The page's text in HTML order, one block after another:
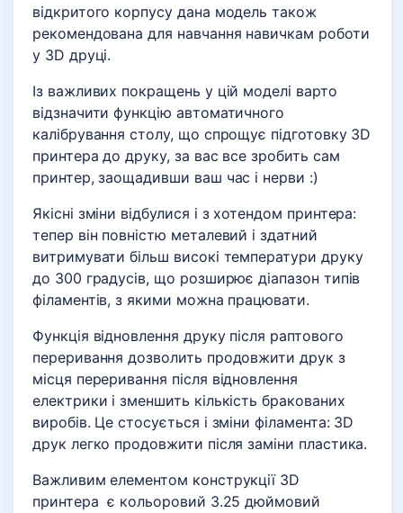
відкритого корпусу дана модель також
рекомендована для навчання навичкам роботи
у 3D друці.
Із важливих покращень у цій моделі варто
відзначити функцію автоматичного
калібрування столу, що спрощує підготовку 3D
принтера до друку, за вас все зробить сам
принтер, заощадивши ваш час і нерви :)
Якісні зміни відбулися і з хотендом принтера:
тепер він повністю металевий і здатний
витримувати більш високі температури друку
до 300 градусів, що розширює діапазон типів
філаментів, з якими можна працювати.
Функція відновлення друку після раптового
переривання дозволить продовжити друк з
місця переривання після відновлення
електрики і зменшить кількість бракованих
виробів. Це стосується і зміни філамента: 3D
друк легко продовжити після заміни пластика.
Важливим елементом конструкції 3D
принтера є кольоровий 3.25 дюймовий